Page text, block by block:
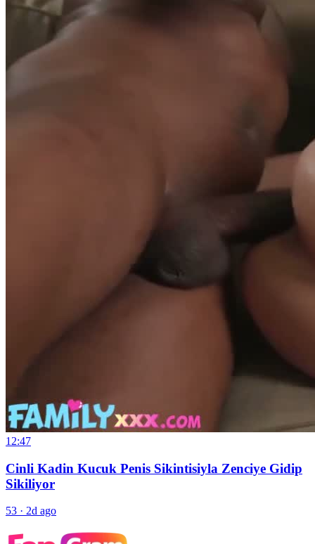
12:47
Cinli Kadin Kucuk Penis Sikintisiyla Zenciye Gidip
Sikiliyor
53 · 2d ago